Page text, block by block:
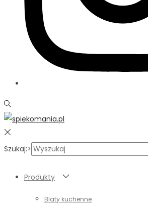
Szukaj:>
Produkty
Blaty kuchenne